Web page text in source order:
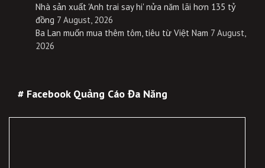
Nhà sản xuất 'Anh trai say hi' nửa năm lãi hơn 135 tỷ
đồng 7 August, 2026
Ba Lan muốn mua thêm tôm, tiêu từ Việt Nam 7 August,
2026
# Facebook Quảng Cáo Đa Năng